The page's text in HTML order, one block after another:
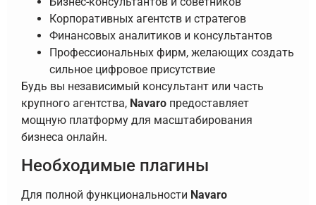
Корпоративных агентств и стратегов
Финансовых аналитиков и консультантов
Профессиональных фирм, желающих создать
сильное цифровое присутствие
Будь вы независимый консультант или часть
крупного агентства, Navaro предоставляет
мощную платформу для масштабирования
бизнеса онлайн.
Необходимые плагины
Для полной функциональности Navaro